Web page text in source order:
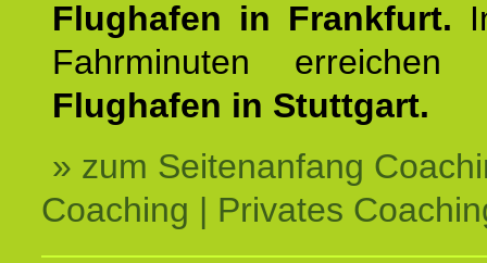
Flughafen in Frankfurt.
Fahrminuten
Flughafen in Stuttgart.
» zum Seitenanfang
Coaching | Privates